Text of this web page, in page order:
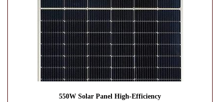
550W Solar Panel High-Efficiency